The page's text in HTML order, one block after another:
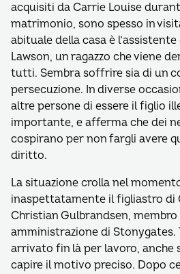
acquisiti da Carrie Louise
matrimonio, sono spesso in
abituale della casa è
Lawson, un ragazzo che viene
tutti. Sembra soffrire sia di un
persecuzione. In diverse
altre persone di essere il figlio
importante, e afferma che dei
cospirano per non fargli avere
diritto.
La situazione crolla nel
inaspettatamente il figliastro di
Christian Gulbrandsen,
amministrazione di Stonygates.
arrivato fin là per lavoro, anche
capire il motivo preciso. Dopo